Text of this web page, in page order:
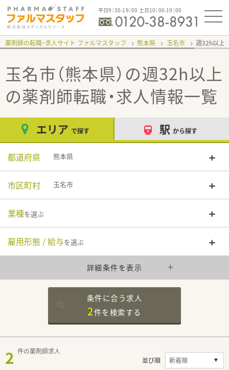
平日9：30-19：00 土日10：00-19：00
薬剤師の転職・求人サイト ファルマスタッフ 熊本県 玉名市 週32h以上
玉名市（熊本県）の週32h以上
の薬剤師転職・求人情報一覧
エリア で探す 駅 から探す
都道府県 熊本県
市区町村 玉名市
業種を選ぶ
雇用形態 / 給与を選ぶ
詳細条件を表示
条件に合う求人
2件を検索する
2 件の薬剤師求人
並び順